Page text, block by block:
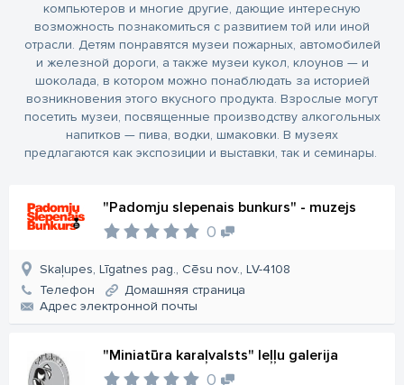
компьютеров и многие другие, дающие интересную
возможность познакомиться с развитием той или иной
отрасли. Детям понравятся музеи пожарных, автомобилей
и железной дороги, а также музеи кукол, клоунов — и
шоколада, в котором можно понаблюдать за историей
возникновения этого вкусного продукта. Взрослые могут
посетить музеи, посвященные производству алкогольных
напитков — пива, водки, шмаковки. В музеях
предлагаются как экспозиции и выставки, так и семинары.
"Padomju slepenais bunkurs" - muzejs
0
Skaļupes, Līgatnes pag., Cēsu nov., LV-4108
Телефон
Домашняя страница
Aдрес электронной почты
"Miniatūra karaļvalsts" leļļu galerija
0